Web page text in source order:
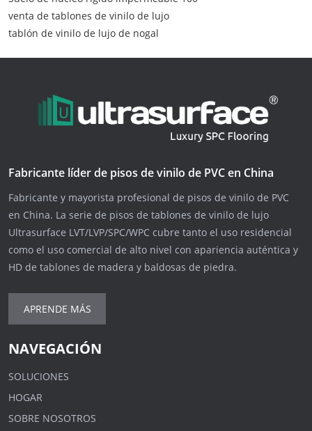
venta de tablones de vinilo de lujo
tablón de vinilo de lujo de nogal
Fabricante líder de pisos de vinilo de PVC en China
Fabricante y mayorista profesional de pisos de vinilo de PVC
en China. La serie de pisos de tablones de vinilo de lujo
Ultrasurface LVT/LVP/SPC/WPC cubre tanto el uso residencial
como el uso comercial de alto nivel con apariencia auténtica y
HD de tablones de madera y baldosas de piedra.
APRENDE MÁS
NAVEGACIÓN
SOLUCIONES
HOGAR
SOBRE NOSOTROS